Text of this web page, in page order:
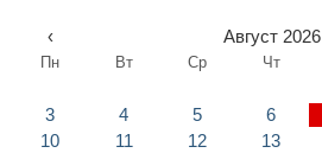
‹ Август 2026
Пн Вт Ср Чт
3
4 5 6
10
11 12 13